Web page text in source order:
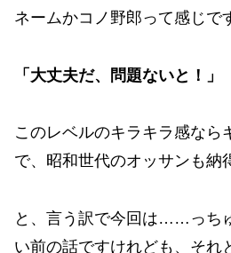
ネームかコノ野郎って感じで
「大丈夫だ、問題ないと！」
このレベルのキラキラ感なら
で、昭和世代のオッサンも納
と、言う訳で今回は……っち
い前の話ですけれども、それ